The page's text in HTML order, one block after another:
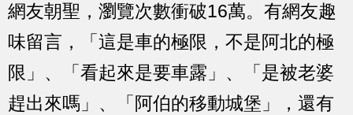
網友朝聖，瀏覽次數衝破16萬。有網友趣
味留言，「這是車的極限，不是阿北的極
限」、「看起來是要車露」、「是被老婆
趕出來嗎」、「阿伯的移動城堡」，還有